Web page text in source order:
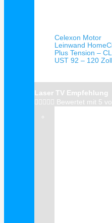
Celexon Motor
Leinwand
Plus Tension –
UST 92 – 120 Zoll
Laser TV Empfehlung
     Bewertet mit 5